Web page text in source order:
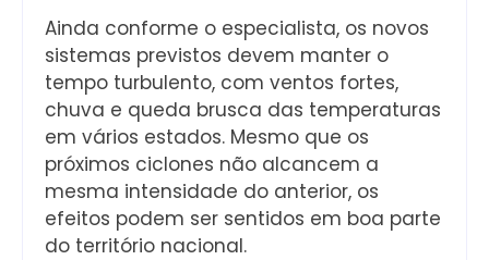
Ainda conforme o especialista, os novos
sistemas previstos devem manter o
tempo turbulento, com ventos fortes,
chuva e queda brusca das temperaturas
em vários estados. Mesmo que os
próximos ciclones não alcancem a
mesma intensidade do anterior, os
efeitos podem ser sentidos em boa parte
do território nacional.